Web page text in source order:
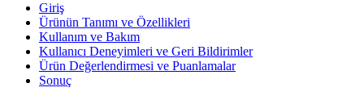
Giriş
Ürünün Tanımı ve Özellikleri
Kullanım ve Bakım
Kullanıcı Deneyimleri ve Geri Bildirimler
Ürün Değerlendirmesi ve Puanlamalar
Sonuç